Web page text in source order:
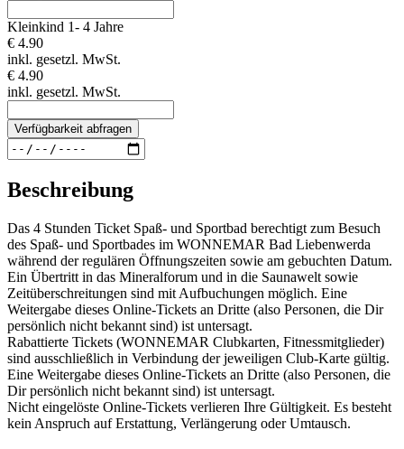
Kleinkind 1- 4 Jahre
€ 4.90
inkl. gesetzl. MwSt.
€ 4.90
inkl. gesetzl. MwSt.
Verfügbarkeit abfragen
Beschreibung
Das 4 Stunden Ticket Spaß- und Sportbad berechtigt zum Besuch
des Spaß- und Sportbades im WONNEMAR Bad Liebenwerda
während der regulären Öffnungszeiten sowie am gebuchten Datum.
Ein Übertritt in das Mineralforum und in die Saunawelt sowie
Zeitüberschreitungen sind mit Aufbuchungen möglich. Eine
Weitergabe dieses Online-Tickets an Dritte (also Personen, die Dir
persönlich nicht bekannt sind) ist untersagt.
Rabattierte Tickets (WONNEMAR Clubkarten, Fitnessmitglieder)
sind ausschließlich in Verbindung der jeweiligen Club-Karte gültig.
Eine Weitergabe dieses Online-Tickets an Dritte (also Personen, die
Dir persönlich nicht bekannt sind) ist untersagt.
Nicht eingelöste Online-Tickets verlieren Ihre Gültigkeit. Es besteht
kein Anspruch auf Erstattung, Verlängerung oder Umtausch.